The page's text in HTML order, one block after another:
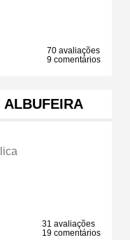
70 avaliações
9 comentários
ALBUFEIRA
31 avaliações
19 comentários